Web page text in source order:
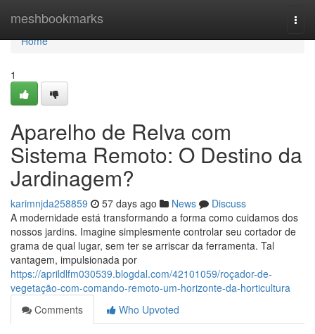
meshbookmarks
Home
Home
1
Aparelho de Relva com
Sistema Remoto: O Destino da
Jardinagem?
karimnjda258859 57 days ago News
Discuss
A modernidade está transformando a forma como cuidamos dos
nossos jardins. Imagine simplesmente controlar seu cortador de
grama de qual lugar, sem ter se arriscar da ferramenta. Tal
vantagem, impulsionada por
https://aprildlfm030539.blogdal.com/42101059/roçador-de-
vegetação-com-comando-remoto-um-horizonte-da-horticultura
Comments
Who Upvoted